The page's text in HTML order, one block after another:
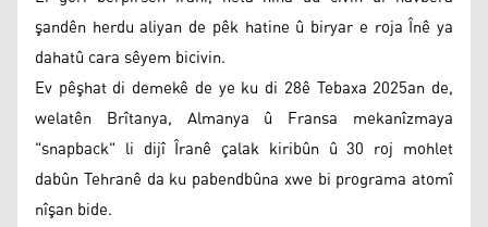
şandên herdu aliyan de pêk hatine û biryar e roja Înê ya
dahatû cara sêyem bicivin.
Ev pêşhat di demekê de ye ku di 28ê Tebaxa 2025an de,
welatên Brîtanya, Almanya û Fransa mekanîzmaya
"snapback" li dijî Îranê çalak kiribûn û 30 roj mohlet
dabûn Tehranê da ku pabendbûna xwe bi programa atomî
nîşan bide.